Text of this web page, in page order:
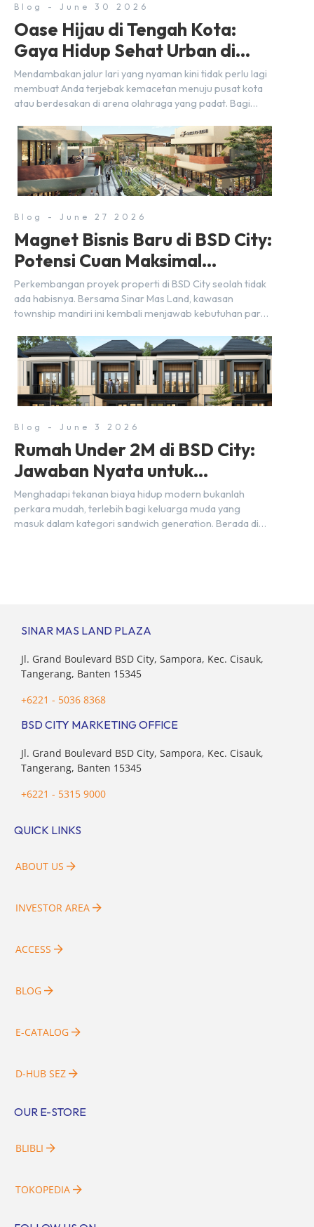
Blog - June 30 2026
Oase Hijau di Tengah Kota:
Gaya Hidup Sehat Urban di
BSD City
Mendambakan jalur lari yang nyaman kini tidak perlu lagi
membuat Anda terjebak kemacetan menuju pusat kota
atau berdesakan di arena olahraga yang padat. Bagi
langsung di lingkungan sekitar yang rindang, estetik, dan
menenangkan. Sebagai kawasan township terpadu, BSD
City terus bertransformasi menjadi area hunian modern
yang sangat mendukung […]
Blog - June 27 2026
Magnet Bisnis Baru di BSD City:
Potensi Cuan Maksimal
Selangkah dari Stasiun
Perkembangan proyek properti di BSD City seolah tidak
ada habisnya. Bersama Sinar Mas Land, kawasan
township mandiri ini kembali menjawab kebutuhan para
lewat kehadiran Wander Alley Walk. Ruko terbaru di BSD
City ini datang dengan keunggulan geografis yang
sangat strategis. Letaknya menempel langsung dengan
dua pusat pergerakan massa […]
Blog - June 3 2026
Rumah Under 2M di BSD City:
Jawaban Nyata untuk
Kebutuhan Generasi Sandwich
Menghadapi tekanan biaya hidup modern bukanlah
perkara mudah, terlebih bagi keluarga muda yang
masuk dalam kategori sandwich generation. Berada di
SINAR MAS LAND PLAZA
Jl. Grand Boulevard BSD City, Sampora, Kec. Cisauk,
Tangerang, Banten 15345
+6221 - 5036 8368
BSD CITY MARKETING OFFICE
Jl. Grand Boulevard BSD City, Sampora, Kec. Cisauk,
Tangerang, Banten 15345
+6221 - 5315 9000
QUICK LINKS
ABOUT US
INVESTOR AREA
ACCESS
BLOG
E-CATALOG
D-HUB SEZ
OUR E-STORE
BLIBLI
TOKOPEDIA